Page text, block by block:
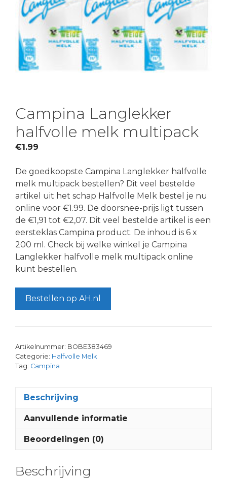
Campina Langlekker
halfvolle melk multipack
€1.99
De goedkoopste Campina Langlekker halfvolle
melk multipack bestellen? Dit veel bestelde
artikel uit het schap Halfvolle Melk bestel je nu
online voor €1.99. De doorsnee-prijs ligt tussen
de €1,91 tot €2,07. Dit veel bestelde artikel is een
eersteklas Campina product. De inhoud is 6 x
200 ml. Check bij welke winkel je Campina
Langlekker halfvolle melk multipack online
kunt bestellen.
Bestellen op AH.nl
Artikelnummer: BOBE383469
Categorie: Halfvolle Melk
Tag: Campina
Beschrijving
Aanvullende informatie
Beoordelingen (0)
Beschrijving